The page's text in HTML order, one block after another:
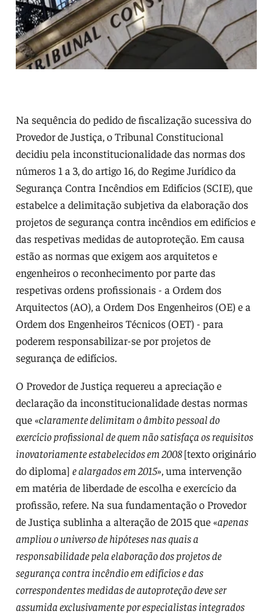
Na sequência do pedido de fiscalização sucessiva do
Provedor de Justiça, o Tribunal Constitucional
decidiu pela inconstitucionalidade das normas dos
números 1 a 3, do artigo 16, do Regime Jurídico da
Segurança Contra Incêndios em Edifícios (SCIE), que
estabelce a delimitação subjetiva da elaboração dos
projetos de segurança contra incêndios em edifícios e
das respetivas medidas de autoproteção. Em causa
estão as normas que exigem aos arquitetos e
engenheiros o reconhecimento por parte das
respetivas ordens profissionais - a Ordem dos
Arquitectos (AO), a Ordem Dos Engenheiros (OE) e a
Ordem dos Engenheiros Técnicos (OET) - para
poderem responsabilizar-se por projetos de
segurança de edifícios.
O Provedor de Justiça requereu a apreciação e
declaração da inconstitucionalidade destas normas
que «claramente delimitam o âmbito pessoal do
exercício profissional de quem não satisfaça os requisitos
inovatoriamente estabelecidos em 2008[texto originário
do diploma] e alargados em 2015», uma intervenção
em matéria de liberdade de escolha e exercício da
profissão, refere. Na sua fundamentação o Provedor
de Justiça sublinha a alteração de 2015 que «apenas
ampliou o universo de hipóteses nas quais a
responsabilidade pela elaboração dos projetos de
segurança contra incêndio em edifícios e das
correspondentes medidas de autoproteção deve ser
assumida exclusivamente por especialistas integrados